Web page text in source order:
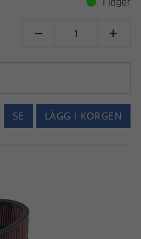
 
LÄGG I KORGEN
SE